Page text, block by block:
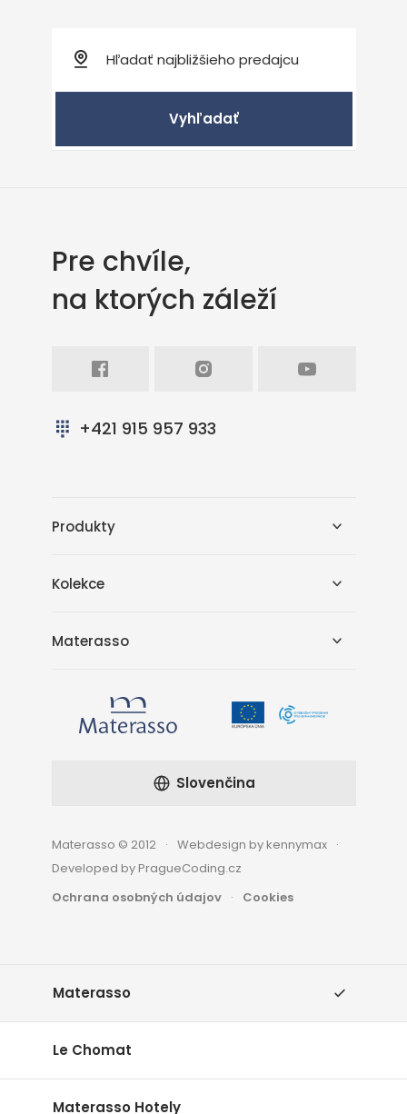
Vyhľadať
Pre chvíle,
na ktorých záleží
+421 915 957 933
Produkty
Kolekce
Materasso
Materasso © 2012
Webdesign by kennymax
Developed by PragueCoding.cz
Ochrana osobných údajov
Cookies
Slovenčina
Materasso
Le Chomat
Materasso Hotely